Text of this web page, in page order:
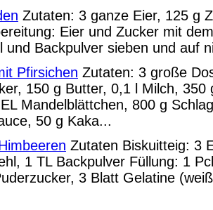
Zutaten: 3 ganze Eier, 125 g
Eier und Zucker mit
und Backpulver sieben und auf
Pfirsichen Zutaten: 3 große
150 g Butter, 0,1 l Milch, 350
Mandelblättchen, 800 g
50 g Kaka...
Zutaten Biskuitteig: 3
1 TL Backpulver Füllung: 1
3 Blatt Gelatine